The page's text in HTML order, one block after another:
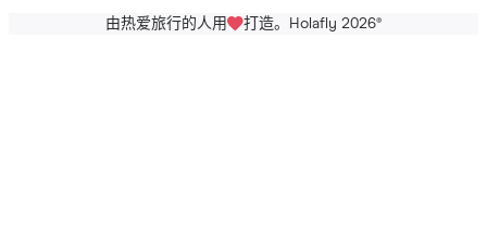
由热爱旅行的人用 打造。Holafly 2026®